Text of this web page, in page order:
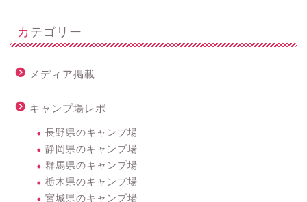
カテゴリー
メディア掲載
キャンプ場レポ
長野県のキャンプ場
静岡県のキャンプ場
群馬県のキャンプ場
栃木県のキャンプ場
宮城県のキャンプ場